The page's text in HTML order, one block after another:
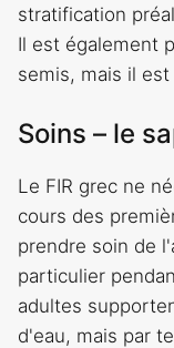
stratification
Il est également
semis, mais il
Soins – le
Le FIR grec ne
cours des
prendre soin de
particulier
adultes
d'eau, mais par